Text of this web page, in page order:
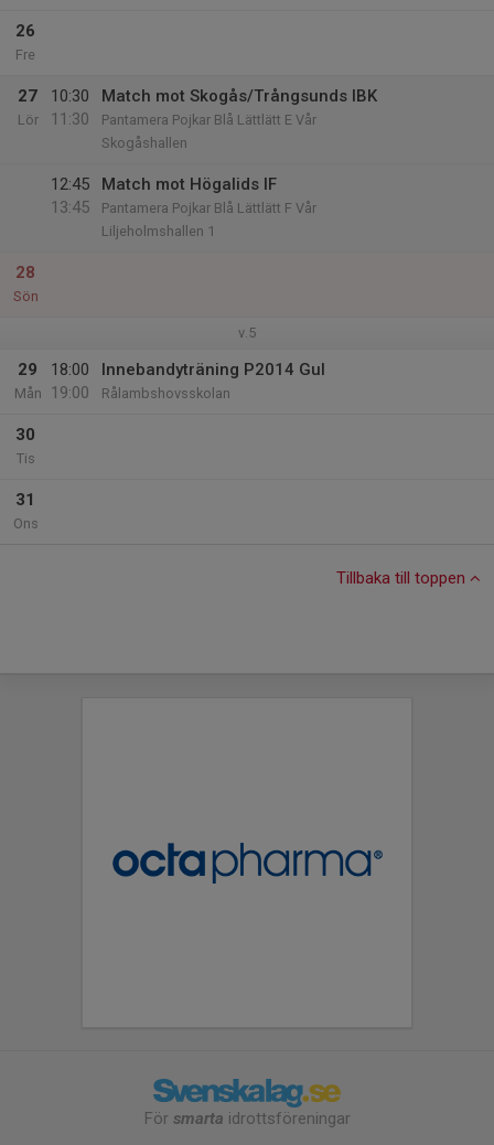
26
Fre
27
Lör
10:30
11:30
Match mot Skogås/Trångsunds IBK
Pantamera Pojkar Blå Lättlätt E Vår
Skogåshallen
12:45
13:45
Match mot Högalids IF
Pantamera Pojkar Blå Lättlätt F Vår
Liljeholmshallen 1
28
Sön
v.5
29
Mån
18:00
19:00
Innebandyträning P2014 Gul
Rålambshovsskolan
30
Tis
31
Ons
Tillbaka till toppen
För smarta idrottsföreningar